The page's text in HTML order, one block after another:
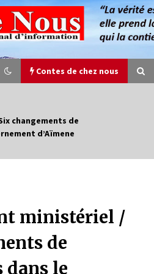
Contes de chez nous
n’est plus là (17e partie)
/ L’ogresse du M’zab
changements de
d’Aïmene
ministériel /
de
le